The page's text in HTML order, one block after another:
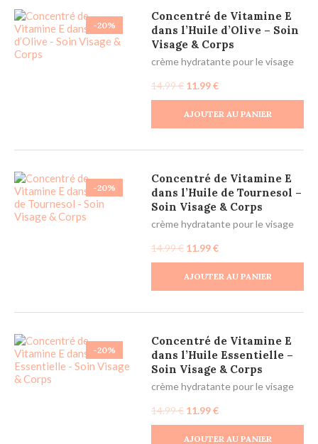
-20%
Concentré de Vitamine E
dans l’Huile d’Olive – Soin
Visage & Corps
crème hydratante pour le visage
14.99€ 11.99€
AJOUTER AU PANIER
-20%
Concentré de Vitamine E
dans l’Huile de Tournesol –
Soin Visage & Corps
crème hydratante pour le visage
14.99€ 11.99€
AJOUTER AU PANIER
-20%
Concentré de Vitamine E
dans l’Huile Essentielle –
Soin Visage & Corps
crème hydratante pour le visage
14.99€ 11.99€
AJOUTER AU PANIER